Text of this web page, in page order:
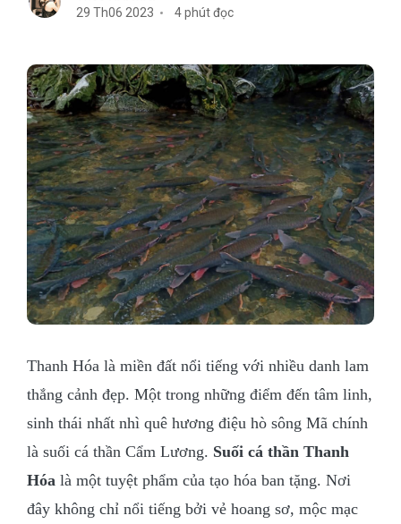
29 Th06 2023
4 phút đọc
Thanh Hóa là miền đất nổi tiếng với nhiều danh lam
thắng cảnh đẹp. Một trong những điểm đến tâm linh,
sinh thái nhất nhì quê hương điệu hò sông Mã chính
là suối cá thần Cẩm Lương. Suối cá thần Thanh
Hóa là một tuyệt phẩm của tạo hóa ban tặng. Nơi
đây không chỉ nổi tiếng bởi vẻ hoang sơ, mộc mạc